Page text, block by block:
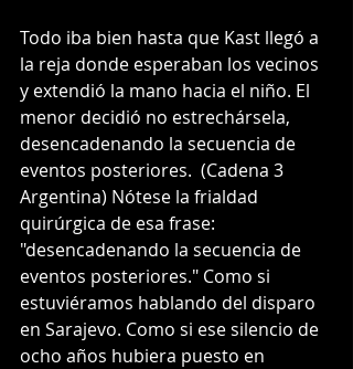
Todo iba bien hasta que Kast llegó a
la reja donde esperaban los vecinos
y extendió la mano hacia el niño. El
menor decidió no estrechársela,
desencadenando la secuencia de
eventos posteriores.  (Cadena 3
Argentina) Nótese la frialdad
quirúrgica de esa frase:
"desencadenando la secuencia de
eventos posteriores." Como si
estuviéramos hablando del disparo
en Sarajevo. Como si ese silencio de
ocho años hubiera puesto en